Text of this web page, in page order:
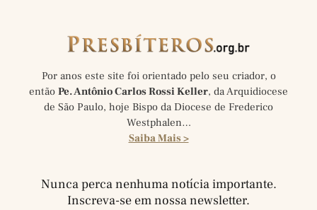
Por anos este site foi orientado pelo seu criador, o
então Pe. Antônio Carlos Rossi Keller, da Arquidiocese
de São Paulo, hoje Bispo da Diocese de Frederico
Westphalen…
Saiba Mais >
Nunca perca nenhuma notícia importante.
Inscreva-se em nossa newsletter.